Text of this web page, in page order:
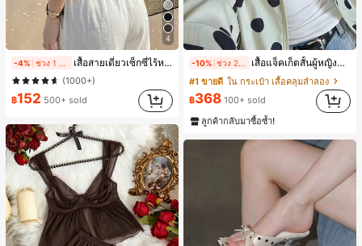
4
-4% เสื้อสายเดี่ยวเซ็กซี่ไร้หลังสำหรับผู้หญิงพร้อมบราแบบมีฟองน้ำ, เสื้อกล้ามแขนกุด, เสื้อลำลองสีดำสำหรับฤดูร้อน
(1000+)
฿152 500+ sold
-10% เสื้อแจ็คเก็ตสั้นผู้หญิงสไตล์วินเทจ ลายจุดขนาดใหญ่ คอตั้ง เอวเข้ารูป แขนพอง ทรงหลวม แฟชั่นอเนกประสงค์ สำหรับใส่ประจำวันและไปเที่ยวพักผ่อน
#1 ขายดี ใน กระเป๋า เสื้อคลุมลำลอง
฿368 100+ sold
ลูกค้ากลับมาซื้อซ้ำ!